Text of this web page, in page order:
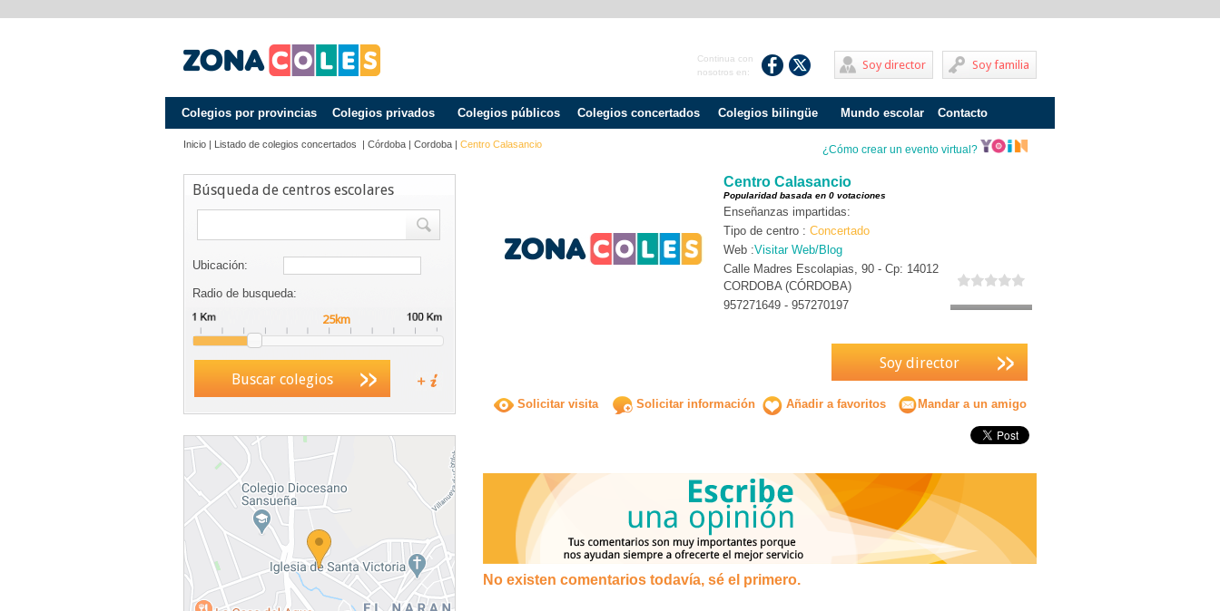
Soy familia
Soy director
Continua con
nosotros en:
Colegios por provincias Colegios privados Colegios públicos Colegios concertados Colegios bilingüe Mundo escolar
Problemas de aprendizaje
Adolescentes
Internados
Acoso escolar
Profesores
Primaria
Contacto
Inicio | Listado de colegios concertados | Córdoba | Cordoba | Centro Calasancio ¿Cómo crear un evento virtual?
Búsqueda de centros escolares
Ubicación:
Radio de busqueda:
Buscar colegios
Centro Calasancio
Popularidad basada en 0 votaciones
Enseñanzas impartidas:
Tipo de centro : Concertado
Web :Visitar Web/Blog
Calle Madres Escolapias, 90 - Cp: 14012
CORDOBA (CÓRDOBA)
957271649 - 957270197
Soy director
Solicitar visita Solicitar información Añadir a favoritos Mandar a un amigo
No existen comentarios todavía, sé el primero.